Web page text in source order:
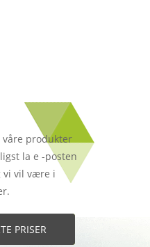
våre produkter
la e -posten
vi vil være i
PRISER